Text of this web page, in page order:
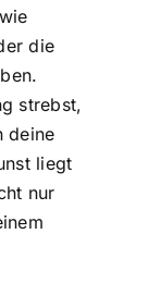
die
strebst,
deine
liegt
nur